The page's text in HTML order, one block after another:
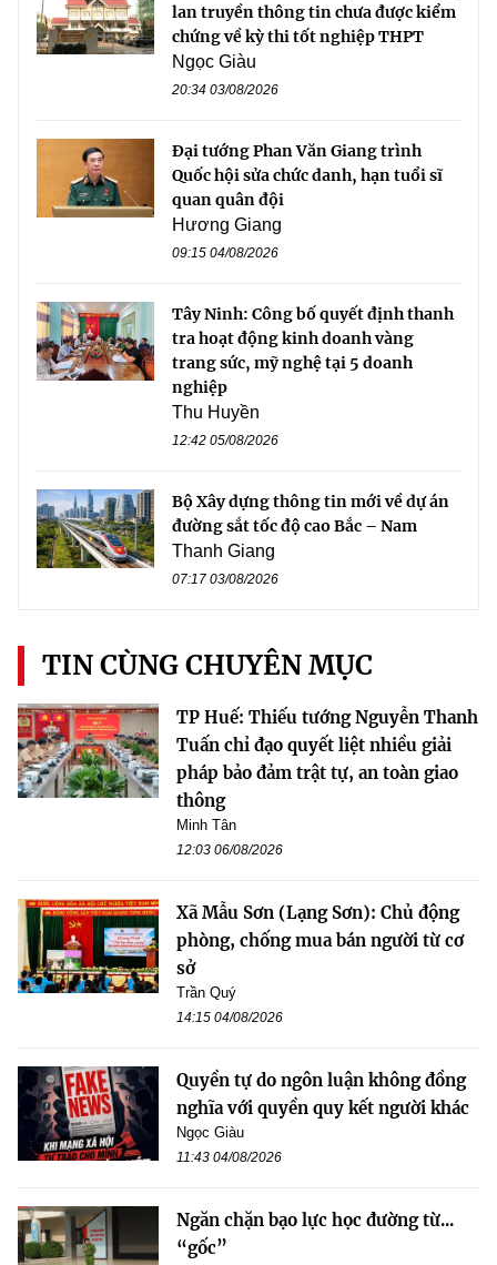
lan truyền thông tin chưa được kiểm
chứng về kỳ thi tốt nghiệp THPT
Ngọc Giàu
20:34 03/08/2026
Đại tướng Phan Văn Giang trình
Quốc hội sửa chức danh, hạn tuổi sĩ
quan quân đội
Hương Giang
09:15 04/08/2026
Tây Ninh: Công bố quyết định thanh
tra hoạt động kinh doanh vàng
trang sức, mỹ nghệ tại 5 doanh
nghiệp
Thu Huyền
12:42 05/08/2026
Bộ Xây dựng thông tin mới về dự án
đường sắt tốc độ cao Bắc – Nam
Thanh Giang
07:17 03/08/2026
TIN CÙNG CHUYÊN MỤC
TP Huế: Thiếu tướng Nguyễn Thanh
Tuấn chỉ đạo quyết liệt nhiều giải
pháp bảo đảm trật tự, an toàn giao
thông
Minh Tân
12:03 06/08/2026
Xã Mẫu Sơn (Lạng Sơn): Chủ động
phòng, chống mua bán người từ cơ
sở
Trần Quý
14:15 04/08/2026
Quyền tự do ngôn luận không đồng
nghĩa với quyền quy kết người khác
Ngọc Giàu
11:43 04/08/2026
Ngăn chặn bạo lực học đường từ...
“gốc”